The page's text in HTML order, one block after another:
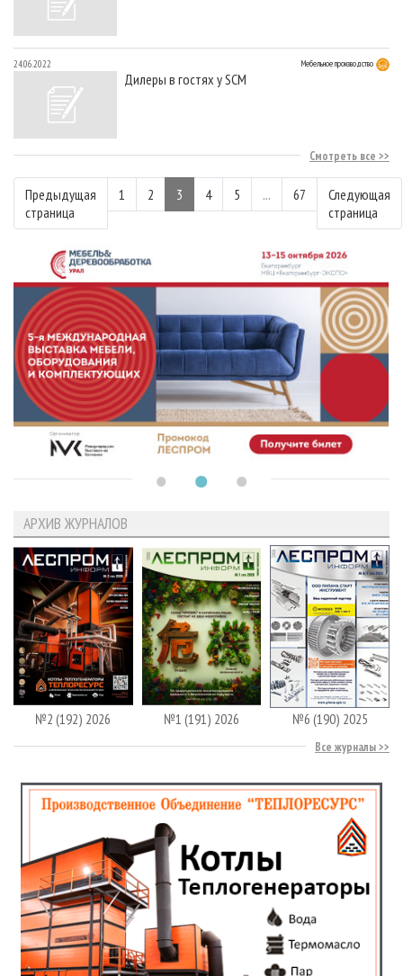
24.06.2022 Мебельное производство
Дилеры в гостях у SCM
Смотреть все
Предыдущая
страница
1 2 3 4 5 ... 67
Следующая
страница
АРХИВ ЖУРНАЛОВ
№2 (192) 2026 №1 (191) 2026 №6 (190) 2025
Все журналы